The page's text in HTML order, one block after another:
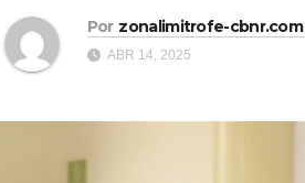
Por zonalimitrofe-cbnr.com
ABR 14, 2025